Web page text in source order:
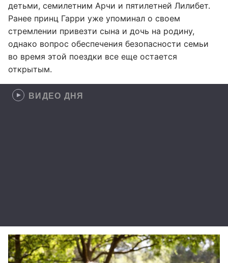
детьми, семилетним Арчи и пятилетней Лилибет.
Ранее принц Гарри уже упоминал о своем
стремлении привезти сына и дочь на родину,
однако вопрос обеспечения безопасности семьи
во время этой поездки все еще остается
открытым.
ВИДЕО ДНЯ